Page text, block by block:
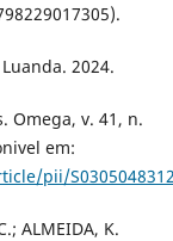
2024.
Omega, v. 41, n.
em:
pii/
ALMEIDA, K.